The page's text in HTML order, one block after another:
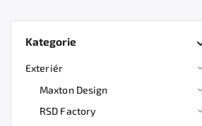
Kategorie
Exteriér
Maxton Design
RSD Factory